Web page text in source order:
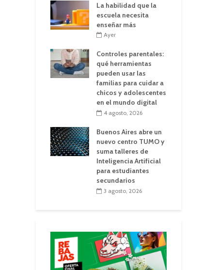
La habilidad que la
escuela necesita
enseñar más
Ayer
Controles parentales:
qué herramientas
pueden usar las
familias para cuidar a
chicos y adolescentes
en el mundo digital
4 agosto, 2026
Buenos Aires abre un
nuevo centro TUMO y
suma talleres de
Inteligencia Artificial
para estudiantes
secundarios
3 agosto, 2026